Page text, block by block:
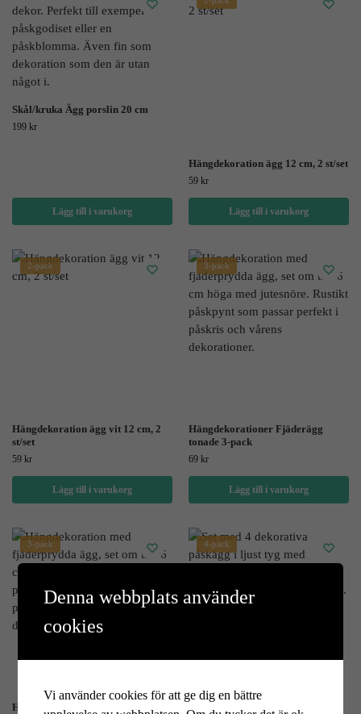
Skål/kruka Ägg porslin 20 cm
199 kr
Lägg till i varukorg
Hängdekoration ägg 12 cm, 2 st/set
59 kr
Lägg till i varukorg
2-pack
Hängdekoration ägg vit 12 cm, 2
st/set
59 kr
Lägg till i varukorg
3-pack
Hängdekorationer Fjäderägg
tonade 3-pack
69 kr
Lägg till i varukorg
3-pack
Hängdekorationer Fjäderägg
4-pack
Hängdekorationer ägg grön/rosa
Denna webbplats använder
cookies
Vi använder cookies för att ge dig en bättre